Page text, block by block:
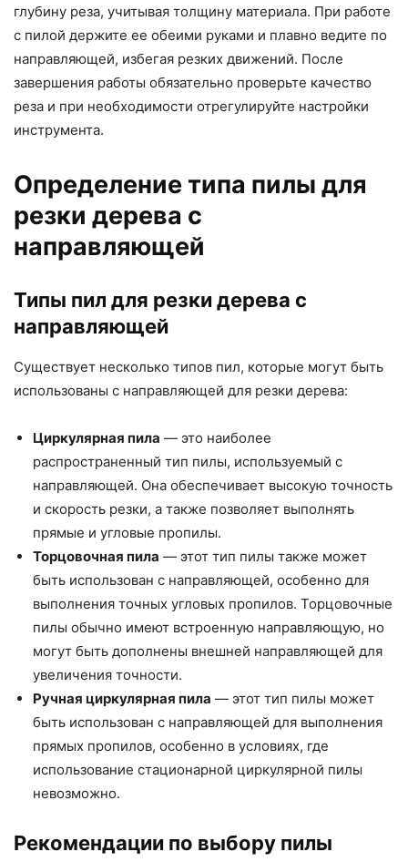
глубину реза, учитывая толщину материала. При работе
с пилой держите ее обеими руками и плавно ведите по
направляющей, избегая резких движений. После
завершения работы обязательно проверьте качество
реза и при необходимости отрегулируйте настройки
инструмента.
Определение типа пилы для
резки дерева с
направляющей
Типы пил для резки дерева с
направляющей
Существует несколько типов пил, которые могут быть
использованы с направляющей для резки дерева:
Циркулярная пила — это наиболее
распространенный тип пилы, используемый с
направляющей. Она обеспечивает высокую точность
и скорость резки, а также позволяет выполнять
прямые и угловые пропилы.
Торцовочная пила — этот тип пилы также может
быть использован с направляющей, особенно для
выполнения точных угловых пропилов. Торцовочные
пилы обычно имеют встроенную направляющую, но
могут быть дополнены внешней направляющей для
увеличения точности.
Ручная циркулярная пила — этот тип пилы может
быть использован с направляющей для выполнения
прямых пропилов, особенно в условиях, где
использование стационарной циркулярной пилы
невозможно.
Рекомендации по выбору пилы